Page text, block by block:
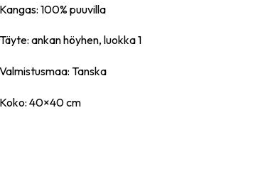
Kangas: 100% puuvilla
Täyte: ankan höyhen, luokka 1
Valmistusmaa: Tanska
Koko: 40×40 cm